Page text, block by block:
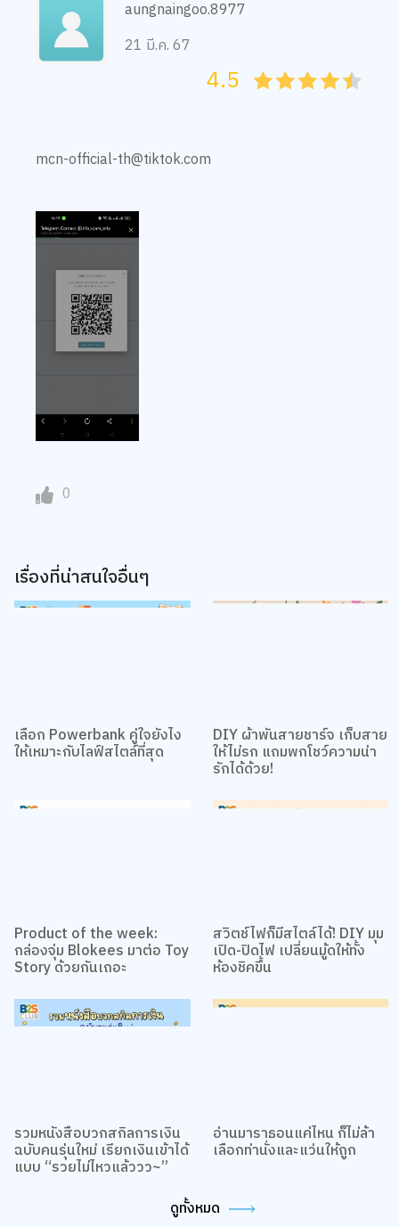
aungnaingoo.8977
21 มี.ค. 67
45
4
35
3
25
2
15
1
05
4.5
mcn-official-th@tiktok.com
0
เรื่องที่น่าสนใจอื่นๆ
เลือก Powerbank คู่ใจยังไง
ให้เหมาะกับไลฟ์สไตล์ที่สุด
DIY ผ้าพันสายชาร์จ เก็บสาย
ให้ไม่รก แถมพกโชว์ความน่า
รักได้ด้วย!
Product of the week:
กล่องจุ่ม Blokees มาต่อ Toy
Story ด้วยกันเถอะ
สวิตช์ไฟก็มีสไตล์ได้! DIY มุม
เปิด-ปิดไฟ เปลี่ยนมู้ดให้ทั้ง
ห้องชิคขึ้น
รวมหนังสือบวกสกิลการเงิน
ฉบับคนรุ่นใหม่ เรียกเงินเข้าได้
แบบ “รวยไม่ไหวแล้ววว~”
อ่านมาราธอนแค่ไหน ก็ไม่ล้า
เลือกท่านั่งและแว่นให้ถูก
ดูทั้งหมด